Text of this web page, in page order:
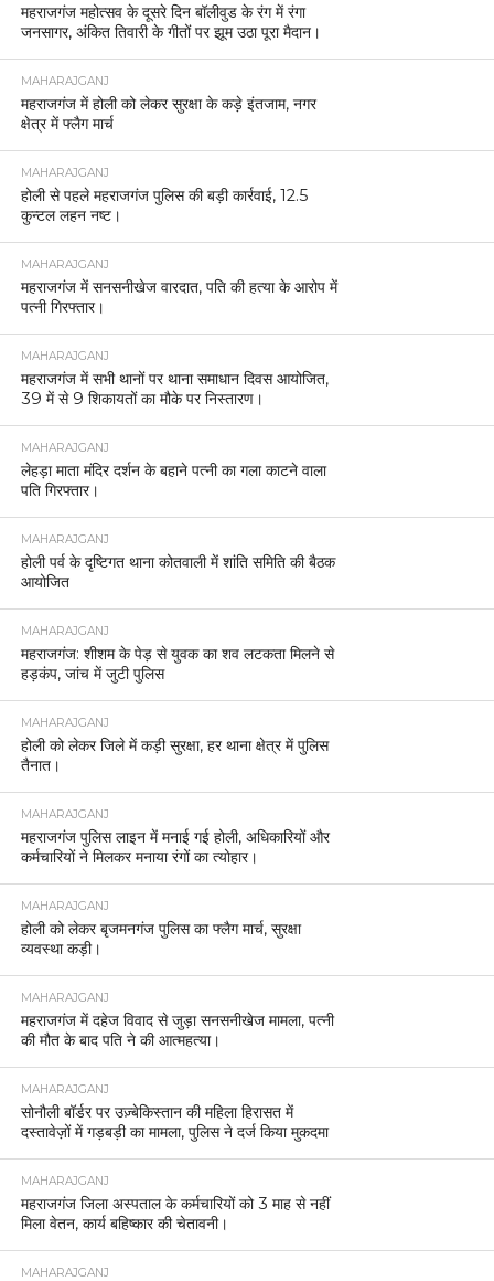
महराजगंज महोत्सव के दूसरे दिन बॉलीवुड के रंग में रंगा
जनसागर, अंकित तिवारी के गीतों पर झूम उठा पूरा मैदान।
MAHARAJGANJ
महराजगंज में होली को लेकर सुरक्षा के कड़े इंतजाम, नगर
क्षेत्र में फ्लैग मार्च
MAHARAJGANJ
होली से पहले महराजगंज पुलिस की बड़ी कार्रवाई, 12.5
कुन्टल लहन नष्ट।
MAHARAJGANJ
महराजगंज में सनसनीखेज वारदात, पति की हत्या के आरोप में
पत्नी गिरफ्तार।
MAHARAJGANJ
महराजगंज में सभी थानों पर थाना समाधान दिवस आयोजित,
39 में से 9 शिकायतों का मौके पर निस्तारण।
MAHARAJGANJ
लेहड़ा माता मंदिर दर्शन के बहाने पत्नी का गला काटने वाला
पति गिरफ्तार।
MAHARAJGANJ
होली पर्व के दृष्टिगत थाना कोतवाली में शांति समिति की बैठक
आयोजित
MAHARAJGANJ
महराजगंज: शीशम के पेड़ से युवक का शव लटकता मिलने से
हड़कंप, जांच में जुटी पुलिस
MAHARAJGANJ
होली को लेकर जिले में कड़ी सुरक्षा, हर थाना क्षेत्र में पुलिस
तैनात।
MAHARAJGANJ
महराजगंज पुलिस लाइन में मनाई गई होली, अधिकारियों और
कर्मचारियों ने मिलकर मनाया रंगों का त्योहार।
MAHARAJGANJ
होली को लेकर बृजमनगंज पुलिस का फ्लैग मार्च, सुरक्षा
व्यवस्था कड़ी।
MAHARAJGANJ
महराजगंज में दहेज विवाद से जुड़ा सनसनीखेज मामला, पत्नी
की मौत के बाद पति ने की आत्महत्या।
MAHARAJGANJ
सोनौली बॉर्डर पर उज़्बेकिस्तान की महिला हिरासत में
दस्तावेज़ों में गड़बड़ी का मामला, पुलिस ने दर्ज किया मुकदमा
MAHARAJGANJ
महराजगंज जिला अस्पताल के कर्मचारियों को 3 माह से नहीं
मिला वेतन, कार्य बहिष्कार की चेतावनी।
MAHARAJGANJ